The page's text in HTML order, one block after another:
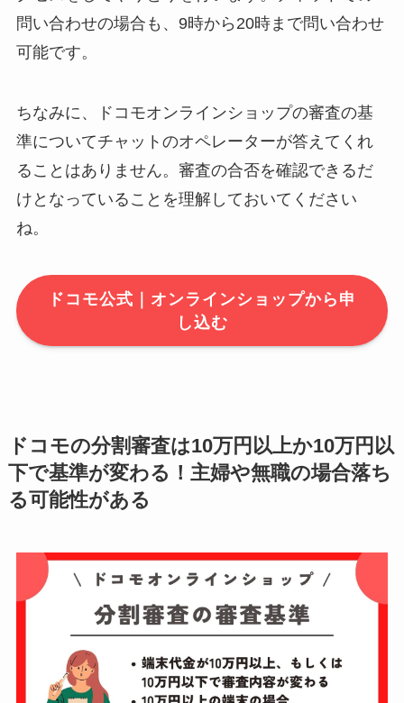
問い合わせの場合も、9時から20時まで問い合わせ
可能です。
ちなみに、ドコモオンラインショップの審査の基
準についてチャットのオペレーターが答えてくれ
ることはありません。審査の合否を確認できるだ
けとなっていることを理解しておいてください
ね。
ドコモ公式｜オンラインショップから申
し込む
ドコモの分割審査は10万円以上か10万円以
下で基準が変わる！主婦や無職の場合落ち
る可能性がある